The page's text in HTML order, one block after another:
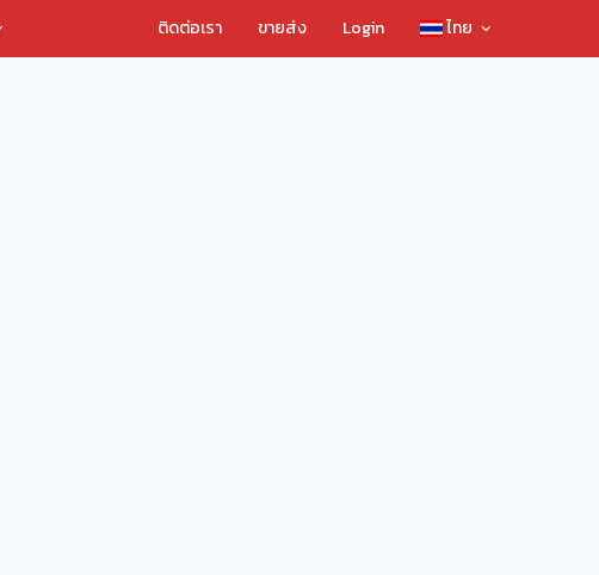
ติดต่อเรา ขายส่ง Login ไทย